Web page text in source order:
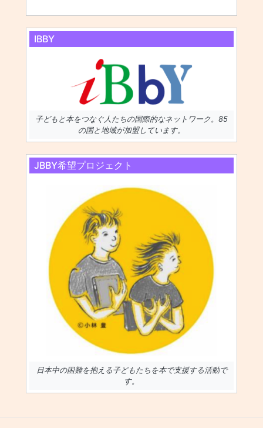
IBBY
子どもと本をつなぐ人たちの国際的なネットワーク。85
の国と地域が加盟しています。
JBBY希望プロジェクト
日本中の困難を抱える子どもたちを本で支援する活動で
す。